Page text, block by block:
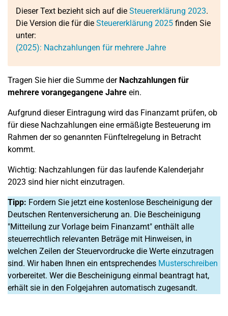
Dieser Text bezieht sich auf die Steuererklärung 2023.
Die Version die für die Steuererklärung 2025 finden Sie
unter:
(2025): Nachzahlungen für mehrere Jahre
Tragen Sie hier die Summe derNachzahlungen für
mehrere vorangegangene Jahre ein.
Aufgrund dieser Eintragung wird das Finanzamt prüfen, ob
für diese Nachzahlungen eine ermäßigte Besteuerung im
Rahmen der so genannten Fünftelregelung in Betracht
kommt.
Wichtig: Nachzahlungen für das laufende Kalenderjahr
2023 sind hier nicht einzutragen.
Tipp: Fordern Sie jetzt eine kostenlose Bescheinigung der
Deutschen Rentenversicherung an. Die Bescheinigung
"Mitteilung zur Vorlage beim Finanzamt" enthält alle
steuerrechtlich relevanten Beträge mit Hinweisen, in
welchen Zeilen der Steuervordrucke die Werte einzutragen
sind. Wir haben Ihnen ein entsprechendes Musterschreiben
vorbereitet. Wer die Bescheinigung einmal beantragt hat,
erhält sie in den Folgejahren automatisch zugesandt.